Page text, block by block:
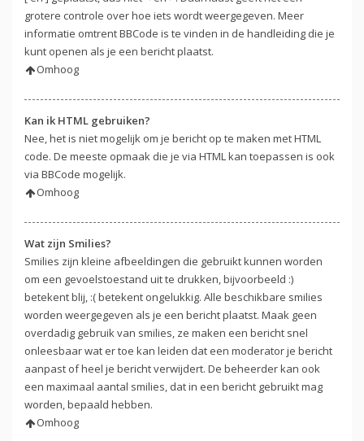
grotere controle over hoe iets wordt weergegeven. Meer
informatie omtrent BBCode is te vinden in de handleiding die je
kunt openen als je een bericht plaatst.
Omhoog
Kan ik HTML gebruiken?
Nee, het is niet mogelijk om je bericht op te maken met HTML
code. De meeste opmaak die je via HTML kan toepassen is ook
via BBCode mogelijk.
Omhoog
Wat zijn Smilies?
Smilies zijn kleine afbeeldingen die gebruikt kunnen worden
om een gevoelstoestand uit te drukken, bijvoorbeeld :)
betekent blij, :( betekent ongelukkig. Alle beschikbare smilies
worden weergegeven als je een bericht plaatst. Maak geen
overdadig gebruik van smilies, ze maken een bericht snel
onleesbaar wat er toe kan leiden dat een moderator je bericht
aanpast of heel je bericht verwijdert. De beheerder kan ook
een maximaal aantal smilies, dat in een bericht gebruikt mag
worden, bepaald hebben.
Omhoog